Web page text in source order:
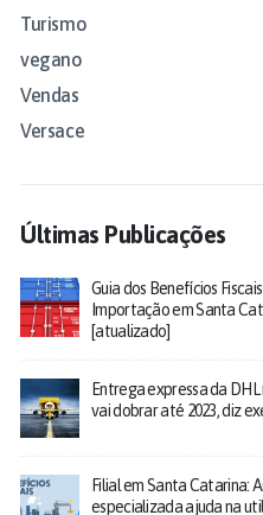
Turismo
vegano
Vendas
Versace
Últimas Publicações
Guia dos Benefícios
Importação em Santa
[atualizado]
Entrega expressa da DHL
vai dobrar até 2023, diz
Filial em Santa Catarina:
especializada ajuda na